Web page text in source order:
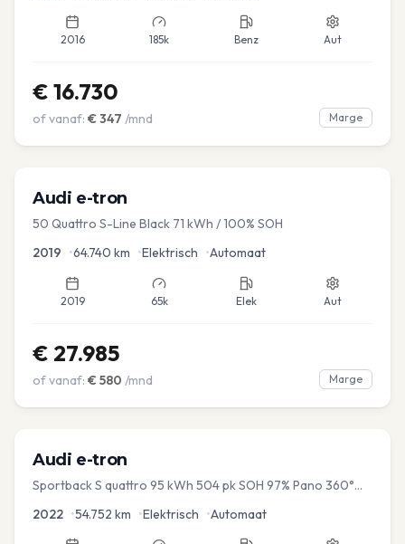
2016 185k Benz Aut
€ 16.730
of vanaf: € 347 /mnd Marge
Audi e-tron
50 Quattro S-Line Black 71 kWh / 100% SOH
2019 •64.740 km •Elektrisch •Automaat
2019 65k Elek Aut
€ 27.985
of vanaf: € 580 /mnd Marge
Audi e-tron
Sportback S quattro 95 kWh 504 pk SOH 97% Pano 360°
2022 •54.752 km •Elektrisch •Automaat